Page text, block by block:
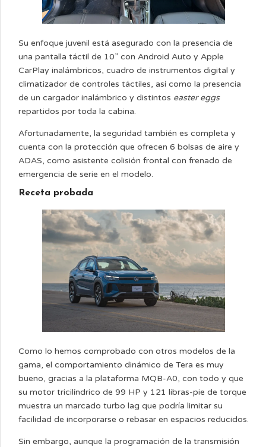
Su enfoque juvenil está asegurado con la presencia de
una pantalla táctil de 10” con Android Auto y Apple
CarPlay inalámbricos, cuadro de instrumentos digital y
climatizador de controles táctiles, así como la presencia
de un cargador inalámbrico y distintos easter eggs
repartidos por toda la cabina.
Afortunadamente, la seguridad también es completa y
cuenta con la protección que ofrecen 6 bolsas de aire y
ADAS, como asistente colisión frontal con frenado de
emergencia de serie en el modelo.
Receta probada
Como lo hemos comprobado con otros modelos de la
gama, el comportamiento dinámico de Tera es muy
bueno, gracias a la plataforma MQB-A0, con todo y que
su motor tricilíndrico de 99 HP y 121 libras-pie de torque
muestra un marcado turbo lag que podría limitar su
facilidad de incorporarse o rebasar en espacios reducidos.
Sin embargo, aunque la programación de la transmisión